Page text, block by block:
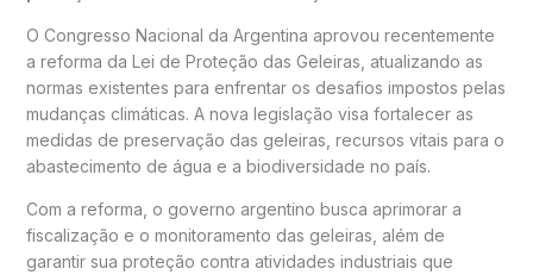
O Congresso Nacional da Argentina aprovou recentemente
a reforma da Lei de Proteção das Geleiras, atualizando as
normas existentes para enfrentar os desafios impostos pelas
mudanças climáticas. A nova legislação visa fortalecer as
medidas de preservação das geleiras, recursos vitais para o
abastecimento de água e a biodiversidade no país.
Com a reforma, o governo argentino busca aprimorar a
fiscalização e o monitoramento das geleiras, além de
garantir sua proteção contra atividades industriais que